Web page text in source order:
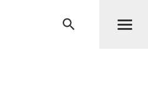
RECHERCHE